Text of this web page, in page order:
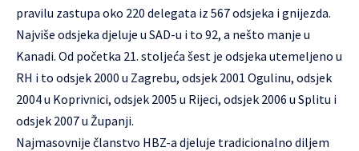
pravilu zastupa oko 220 delegata iz 567 odsjeka i gnijezda.
Najviše odsjeka djeluje u SAD-u i to 92, a nešto manje u
Kanadi. Od početka 21. stoljeća šest je odsjeka utemeljeno u
RH i to odsjek 2000 u Zagrebu, odsjek 2001 Ogulinu, odsjek
2004 u Koprivnici, odsjek 2005 u Rijeci, odsjek 2006 u Splitu i
odsjek 2007 u Županji.
Najmasovnije članstvo HBZ-a djeluje tradicionalno diljem